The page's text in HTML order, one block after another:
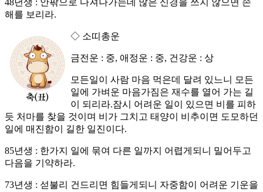
48년생 : 안팎으로 다져나가는데 많은 신경을 쓰지 않으면 손
해를 보리라.
◇ 소띠총운
금전운 : 중, 애정운 : 중, 건강운 : 상
모든일이 사람 마음 먹은데 달려 있느니 모든
일에 가벼운 마음가짐은 재수를 열어 가는 길
이 되리라.잠시 어려운 일이 있으면 비를 피하
듯 처마를 찾을 것이며 비가 그치고 태양이 비추이면 도모하던
일에 매진함이 길한 일진이다.
85년생 : 한가지 일에 묶여 다른 일까지 어렵게되니 밀어두고
다음을 기약하라.
73년생 : 섣불리 건드리면 힘들게되니 자중함이 어려운 기운을